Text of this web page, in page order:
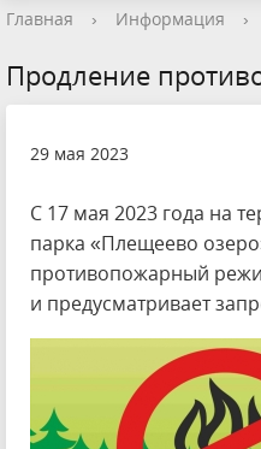
Главная › Информация ›
Продление
29 мая 2023
С 17 мая 2023 года на
парка «Плещеево
противопожарный
и предусматривает